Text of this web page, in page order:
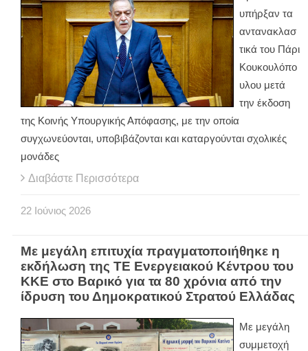
υπήρξαν τα
αντανακλασ
τικά του Πάρι
Κουκουλόπο
υλου μετά
την έκδοση
της Κοινής Υπουργικής Απόφασης, με την οποία
συγχωνεύονται, υποβιβάζονται και καταργούνται σχολικές
μονάδες
Διαβάστε Περισσότερα
22 Ιούνιος 2026
Με μεγάλη επιτυχία πραγματοποιήθηκε η
εκδήλωση της ΤΕ Ενεργειακού Κέντρου του
ΚΚΕ στο Βαρικό για τα 80 χρόνια από την
ίδρυση του Δημοκρατικού Στρατού Ελλάδας
Με μεγάλη
συμμετοχή